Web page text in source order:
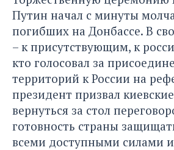
Путин начал с минуты
погибших на Донбассе. В
– к присутствующим, к
кто голосовал за
территорий к России на
президент призвал
вернуться за стол
готовность страны
всеми доступными силами